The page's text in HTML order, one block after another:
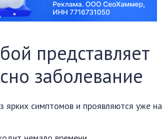
представляет
заболевание
ярких симптомов и проявляются уже на